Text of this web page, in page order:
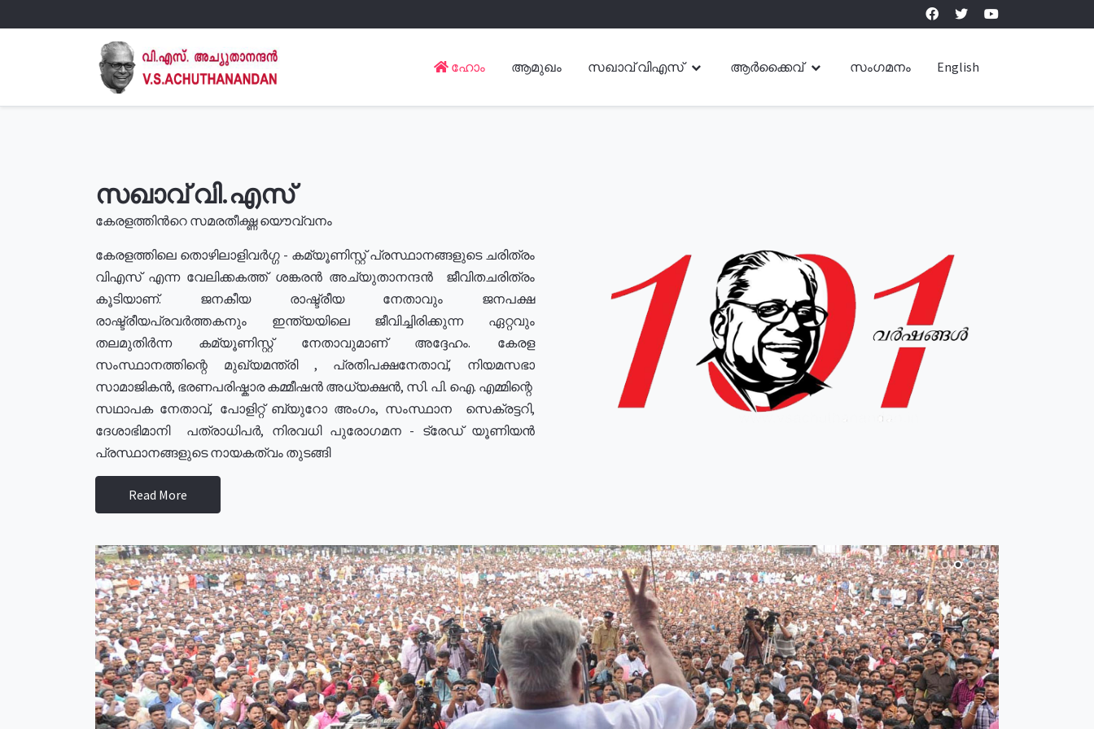
ഹോം ആമുഖം സഖാവ് വിഎസ് ആർക്കൈവ് സംഗമനം English
സഖാവ് വി.എസ്
കേരളത്തിൻറെ സമരതീക്ഷ്ണ യൌവ്വനം
കേരളത്തിലെ തൊഴിലാളിവർഗ്ഗ - കമ്യൂണിസ്റ്റ് പ്രസ്ഥാനങ്ങളുടെ ചരിത്രം
വിഎസ് എന്ന വേലിക്കകത്ത് ശങ്കരൻ അച്യുതാനന്ദൻ ജീവിതചരിത്രം
കൂടിയാണ്. ജനകീയ രാഷ്ട്രീയ നേതാവും ജനപക്ഷ
രാഷ്ട്രീയപ്രവർത്തകനും ഇന്ത്യയിലെ ജീവിച്ചിരിക്കുന്ന ഏറ്റവും
തലമുതിർന്ന കമ്യൂണിസ്റ്റ് നേതാവുമാണ് അദ്ദേഹം. കേരള
സംസ്ഥാനത്തിന്റെ മുഖ്യമന്ത്രി , പ്രതിപക്ഷനേതാവ്, നിയമസഭാ
സാമാജികൻ, ഭരണപരിഷ്കാര കമ്മീഷൻ അധ്യക്ഷൻ, സി. പി. ഐ. എമ്മിന്റെ
സഥാപക നേതാവ്, പോളിറ്റ് ബ്യുറോ അംഗം, സംസ്ഥാന സെക്രട്ടറി,
ദേശാഭിമാനി പത്രാധിപർ, നിരവധി പുരോഗമന - ട്രേഡ് യൂണിയൻ
പ്രസ്ഥാനങ്ങളുടെ നായകത്വം തുടങ്ങി
Read More